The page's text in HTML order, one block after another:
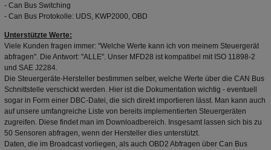
- Can Bus Switching
- Can Bus Protokolle: UDS, KWP2000, OBD
Unterstützte Werte:
Viele Kunden fragen immer: "Welche Werte kann ich von meinem Steuergerät
abfragen". Die Antwort: "ALLE". Unser MFD28 ist kompatibel mit ISO 11898-2
und SAE J2284.
Die Steuergeräte-Hersteller bestimmen selber, welche Werte über die CAN Bus
Schnittstelle verschickt werden. Hier ist die Dokumentation wichtig - eventuell
sogar in Form einer DBC-Datei, die sich direkt importieren lässt. Man kann auch
auf unsere umfangreiche Liste von bereits implementierten Steuergeräten
zugreifen. Diese findet man im Downloadbereich. Insgesamt lassen sich bis zu
50 Sensoren abfragen, wenn der Hersteller dies unterstützt.
Daten, die im Broadcast vorliegen, als auch OBD2 Abfragen über Can Bus